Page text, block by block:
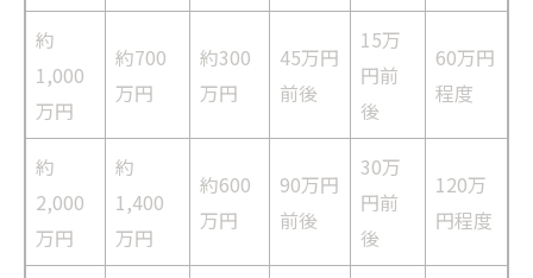
約
1,000
万円
約700
万円
約300
万円
45万円
前後
15万
円前
後
60万円
程度
約
2,000
万円
約
1,400
万円
約600
万円
90万円
前後
30万
円前
後
120万
円程度